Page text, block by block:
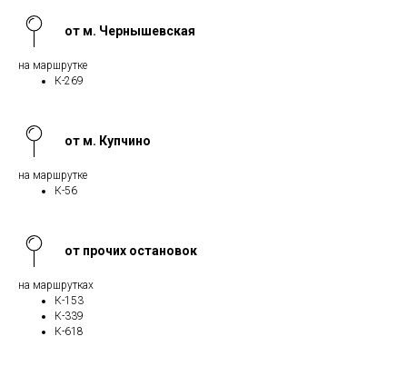
от м. Чернышевская
на маршрутке
К-269
от м. Купчино
на маршрутке
К-56
от прочих остановок
на маршрутках
К-153
К-339
К-618